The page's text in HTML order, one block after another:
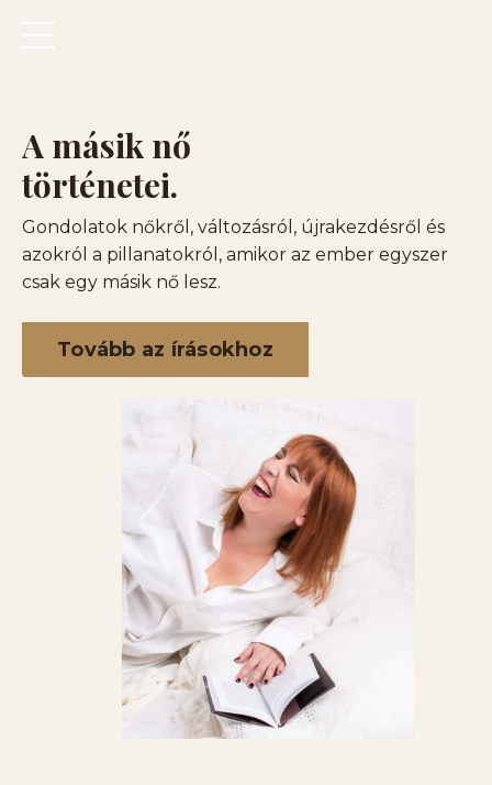
A másik nő
történetei.
Gondolatok nőkről, változásról, újrakezdésről és
azokról a pillanatokról, amikor az ember egyszer
csak egy másik nő lesz.
Tovább az írásokhoz